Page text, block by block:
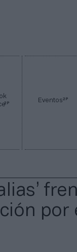
2P Eventos2P
por